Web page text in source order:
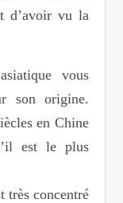
d’avoir vu la
vous
son origine.
en Chine
est le plus
très concentré